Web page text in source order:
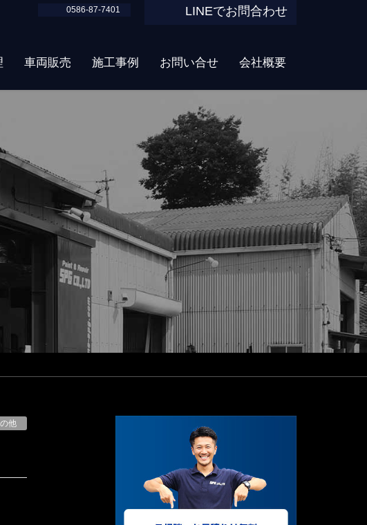
0586-87-7401 LINEでお問合わせ
車両販売 施工事例 お問い合せ 会社概要
他